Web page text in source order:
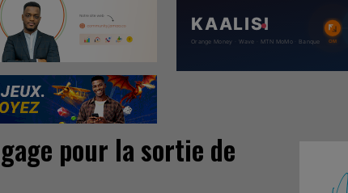
pour la sortie de